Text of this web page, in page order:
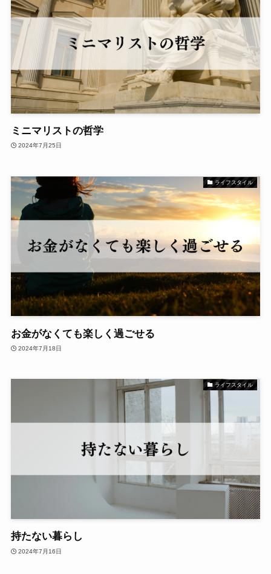
ミニマリストの哲学
2024年7月25日
ライフスタイル
お金がなくても楽しく過ごせる
2024年7月18日
ライフスタイル
持たない暮らし
2024年7月16日